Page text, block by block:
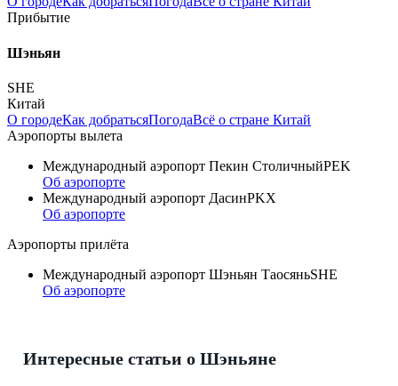
Прибытие
Шэньян
SHE
Китай
О городеКак добратьсяПогодаВсё о стране Китай
Аэропорты вылета
Международный аэропорт Пекин СтоличныйPEK
Об аэропорте
Международный аэропорт ДасинPKX
Об аэропорте
Аэропорты прилёта
Международный аэропорт Шэньян ТаосяньSHE
Об аэропорте
Интересные статьи о Шэньяне